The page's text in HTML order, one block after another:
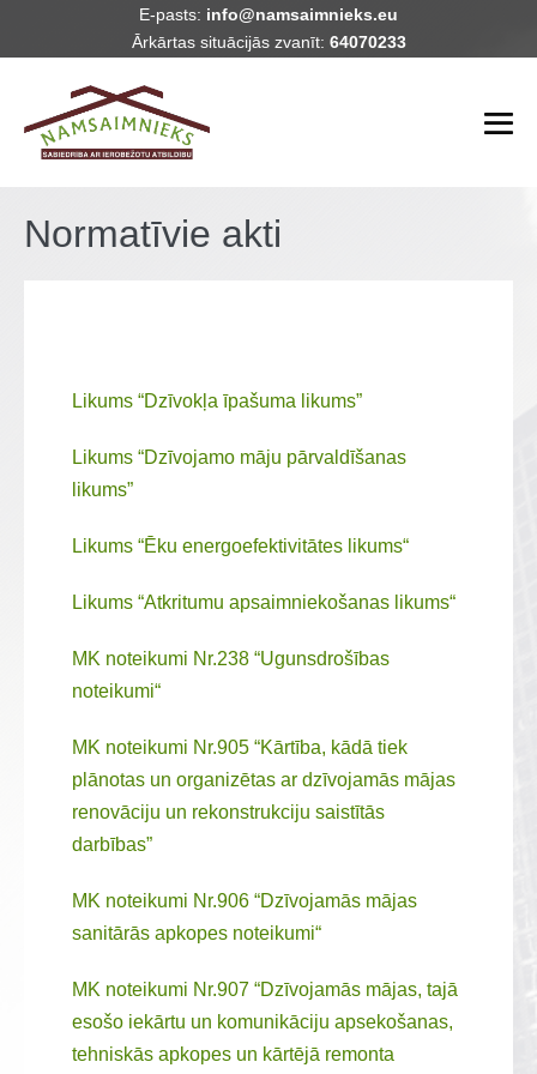
E-pasts: info@namsaimnieks.eu
Ārkārtas situācijās zvanīt: 64070233
Normatīvie akti
Likums “Dzīvokļa īpašuma likums”
Likums “Dzīvojamo māju pārvaldīšanas
likums”
Likums “Ēku energoefektivitātes likums“
Likums “Atkritumu apsaimniekošanas likums“
MK noteikumi Nr.238 “Ugunsdrošības
noteikumi“
MK noteikumi Nr.905 “Kārtība, kādā tiek
plānotas un organizētas ar dzīvojamās mājas
renovāciju un rekonstrukciju saistītās
darbības”
MK noteikumi Nr.906 “Dzīvojamās mājas
sanitārās apkopes noteikumi“
MK noteikumi Nr.907 “Dzīvojamās mājas, tajā
esošo iekārtu un komunikāciju apsekošanas,
tehniskās apkopes un kārtējā remonta